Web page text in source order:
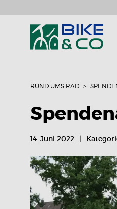
RUND UMS RAD
14. Juni 2022